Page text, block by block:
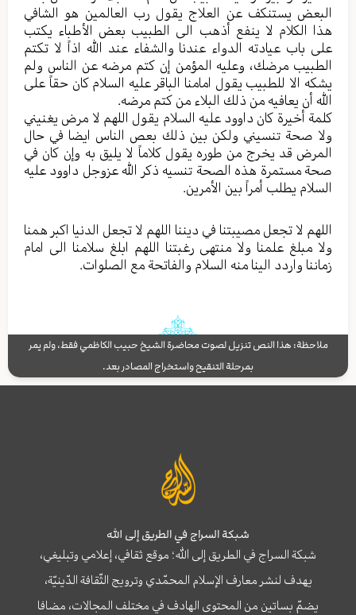
البعض یستنکف عن العلاج یقول رب العالمین هو الشافي
هذا الکلام لا ینفع أذهب الی الطبیب بعض الأطباء یکتب
علی باب عیادته الدواء عندنا والشفاء عند الله اذاً لا تکتم
الطبیب مرضك، وعليه المؤمن إن کتم مرضه عن الناس ولم
یشکه الا للطبیب یقول امامنا الباقر علیه السلام کان حقاً علی
الله أن یعافیه من ذلك البلاء من کتم مرضه.
کلمة أخيرة كان داوود علیه السلام یقول اللهم لا مرض یغنیني
ولا صحة تنسيني ولکن بین ذلك بعص الناس ایضا في حال
المرض قد یخرج من طوره یقول کلاماً لا یلیق به وإن کان في
صحة مستمرة هذه الصحة تنسیه ذکر الله عزوجل داوود علیه
السلام یطلب أمراً بین الأمرين.
اللهم لا تجعل مصیبتنا في دیننا اللهم لا تجعل الدنیا اکبر همنا
ولا مبلغ علمنا ولا منتهی رغبتنا اللهم ابلغ سلامنا الی امام
زماننا واردد الینا منه السلام والفاتحة مع الصلوات.
ملاحظة: هذا النص تنزيل لصوت محاضرة الشيخ حبيب الكاظمي فقط، ولم يمر
بمرحلة التنقيح واستخراج المصادر بعد.
شبكة السراج في الطريق إلى الله
شبكة السراج في الطريق إلى الله؛ موقع ثقافي، إعلامي وتبليغي،
يهدف لنشر معارف الإسلام المحمّدي وترويج الثّقافة الدّينيّة،
يضمّ بساتين من المحتوى الهادف في مختلف المجالات، مضافا